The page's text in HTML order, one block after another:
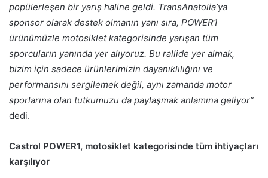
popülerleşen bir yarış haline geldi. TransAnatolia’ya
sponsor olarak destek olmanın yanı sıra, POWER1
ürünümüzle motosiklet kategorisinde yarışan tüm
sporcuların yanında yer alıyoruz. Bu rallide yer almak,
bizim için sadece ürünlerimizin dayanıklılığını ve
performansını sergilemek değil, aynı zamanda motor
sporlarına olan tutkumuzu da paylaşmak anlamına geliyor”
dedi.
Castrol POWER1, motosiklet kategorisinde tüm ihtiyaçları
karşılıyor